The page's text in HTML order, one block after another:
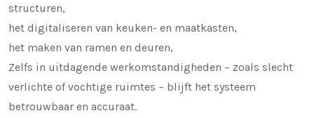
structuren,
het digitaliseren van keuken- en maatkasten,
het maken van ramen en deuren,
Zelfs in uitdagende werkomstandigheden – zoals slecht
verlichte of vochtige ruimtes – blijft het systeem
betrouwbaar en accuraat.